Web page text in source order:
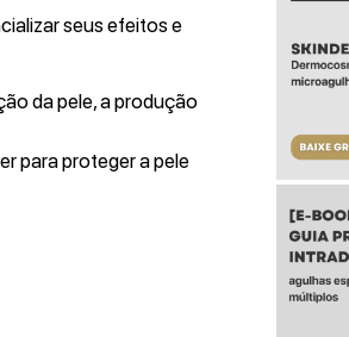
seus efeitos e
da pele, a produção
para proteger a pele